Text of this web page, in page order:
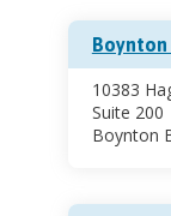
Boynton
10383
Suite 200
Boynton